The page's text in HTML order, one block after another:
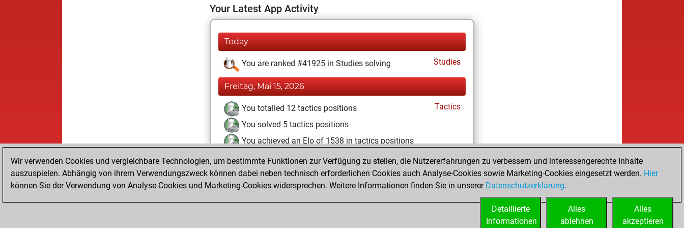
Your Latest App Activity
Today
You are ranked #41925 in Studies solving Studies
Freitag, Mai 15, 2026
You totalled 12 tactics positions
Tactics
You solved 5 tactics positions
You achieved an Elo of 1538 in tactics positions
Donnerstag, Mai 7, 2026
You created your Studies account Studies
Wir verwenden Cookies und vergleichbare Technologien, um bestimmte Funktionen zur Verfügung zu stellen, die Nutzererfahrungen zu verbessern und interessengerechte Inhalte
auszuspielen. Abhängig von ihrem Verwendungszweck können dabei neben technisch erforderlichen Cookies auch Analyse-Cookies sowie Marketing-Cookies eingesetzt werden. Hier
können Sie der Verwendung von Analyse-Cookies und Marketing-Cookies widersprechen. Weitere Informationen finden Sie in unserer Datenschutzerklärung.
Alles
akzeptieren
Alles
ablehnen
Detaillierte
Informationen